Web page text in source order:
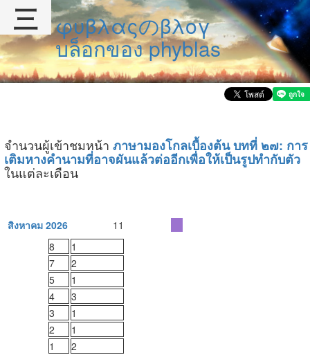
φυβλαςのβλογ
บล็อกของ phyblas
จำนวนผู้เข้าชมหน้า ภาษามองโกลเบื้องต้น บทที่ ๒๗: การ
เติมหางคำนามที่อาจผันแล้วต่ออีกเพื่อให้เป็นรูปทำกับตัว
ในแต่ละเดือน
สิงหาคม 2026
11
8
1
7
2
5
1
4
3
3
1
2
1
1
2
三